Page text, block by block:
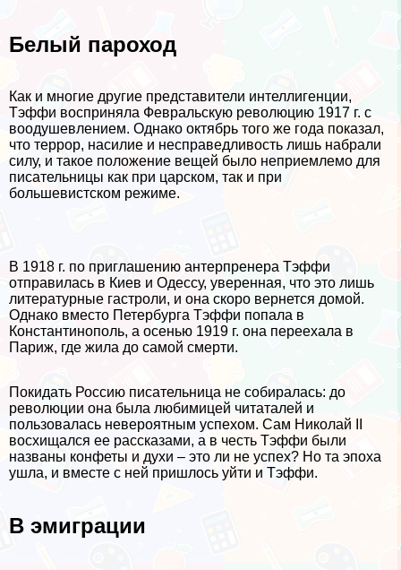
Белый пароход
Как и многие другие представители интеллигенции,
Тэффи восприняла Февральскую революцию 1917 г. с
воодушевлением. Однако октябрь того же года показал,
что террор, насилие и несправедливость лишь набрали
силу, и такое положение вещей было неприемлемо для
писательницы как при царском, так и при
большевистском режиме.
В 1918 г. по приглашению антерпренера Тэффи
отправилась в Киев и Одессу, уверенная, что это лишь
литературные гастроли, и она скоро вернется домой.
Однако вместо Петербурга Тэффи попала в
Константинополь, а осенью 1919 г. она переехала в
Париж, где жила до самой cмepти.
Покидать Россию писательница не собиралась: до
революции она была любимицей читаталей и
пользовалась невероятным успехом. Сам Николай II
восхищался ее рассказами, а в честь Тэффи были
названы конфеты и духи – это ли не успех? Но та эпоха
ушла, и вместе с ней пришлось уйти и Тэффи.
В эмиграции